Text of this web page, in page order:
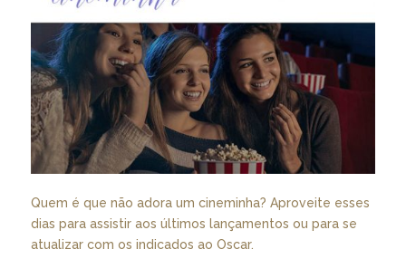
Quem é que não adora um cineminha? Aproveite esses
dias para assistir aos últimos lançamentos ou para se
atualizar com os indicados ao Oscar.